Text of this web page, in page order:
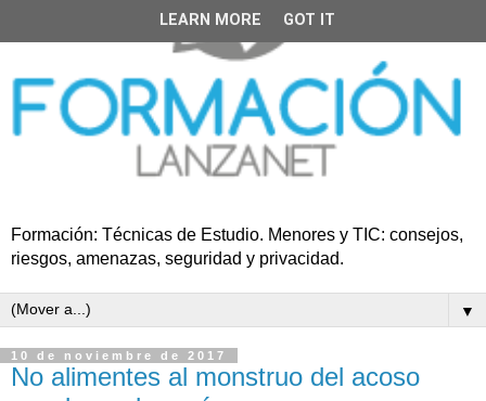
Formación: Técnicas de Estudio. Menores y TIC: consejos,
riesgos, amenazas, seguridad y privacidad.
▼
10 de noviembre de 2017
No alimentes al monstruo del acoso
LEARN MORE GOT IT